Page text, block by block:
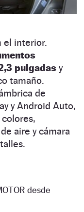
el interior.
pulgadas y
tamaño.
de
y Android Auto,
aire y cámara
desde